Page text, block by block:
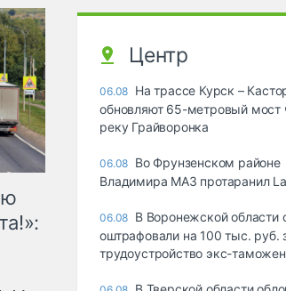
Центр
06.08 На трассе Курск –
обновляют 65-метровый мост
реку Грайворонка
06.08 Во Фрунзенском районе
Владимира МАЗ протаранил
06.08 В Воронежской области
оштрафовали на 100 тыс. руб.
трудоустройство экс-